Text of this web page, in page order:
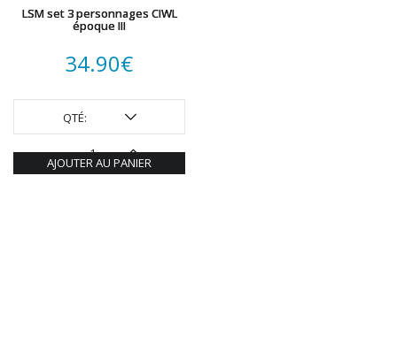
LSM set 3 personnages CIWL
époque III
34.90€
QTÉ:
AJOUTER AU PANIER